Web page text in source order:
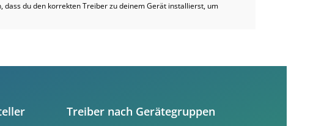
du den korrekten Treiber zu deinem Gerät installierst, um
Treiber nach Gerätegruppen